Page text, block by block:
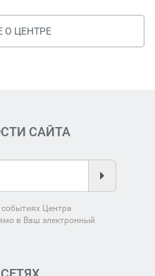
О ЦЕНТРЕ
САЙТА
Центра
в Ваш электронный